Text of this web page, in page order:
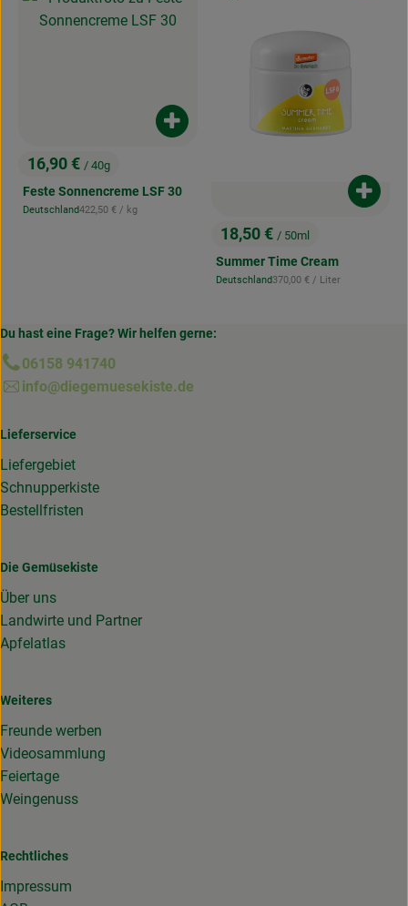
, Preis:
16,90 € / 40g
Feste Sonnencreme LSF 30
, Herkunft:
Deutschland, Referenzpreis:
422,50 € / kg
Produkt zum Warenkorb hinzufügen
, Preis:
18,50 € / 50ml
Summer Time Cream
, Herkunft:
Deutschland, Referenzpreis:
370,00 € / Liter
Du hast eine Frage? Wir helfen gerne:
06158 941740
info@diegemuesekiste.de
Lieferservice
Liefergebiet
Schnupperkiste
Bestellfristen
Die Gemüsekiste
Über uns
Landwirte und Partner
Apfelatlas
Weiteres
Freunde werben
Videosammlung
Feiertage
Weingenuss
Rechtliches
Impressum